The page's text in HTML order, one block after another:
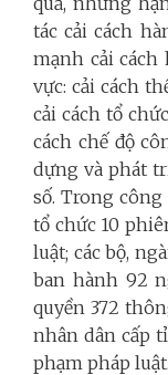
tác cải cách
mạnh cải
vực: cải cách
cải cách tổ
cách chế độ
dựng và phát
số. Trong
tổ chức 10
luật; các bộ,
ban hành 92
quyền 372
nhân dân cấp
phạm pháp luật.